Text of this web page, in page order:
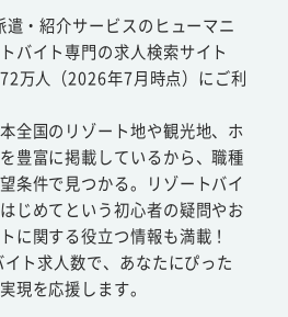
・紹介サービスのヒューマニ
バイト専門の求人検索サイト
万人（2026年7月時点）にご利
全国のリゾート地や観光地、ホ
豊富に掲載しているから、職種
条件で見つかる。リゾートバイ
じめてという初心者の疑問やお
に関する役立つ情報も満載！
ト求人数で、あなたにぴった
現を応援します。